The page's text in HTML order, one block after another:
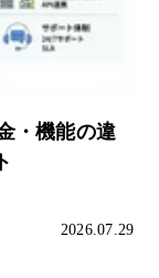
・機能の違
2026.07.29